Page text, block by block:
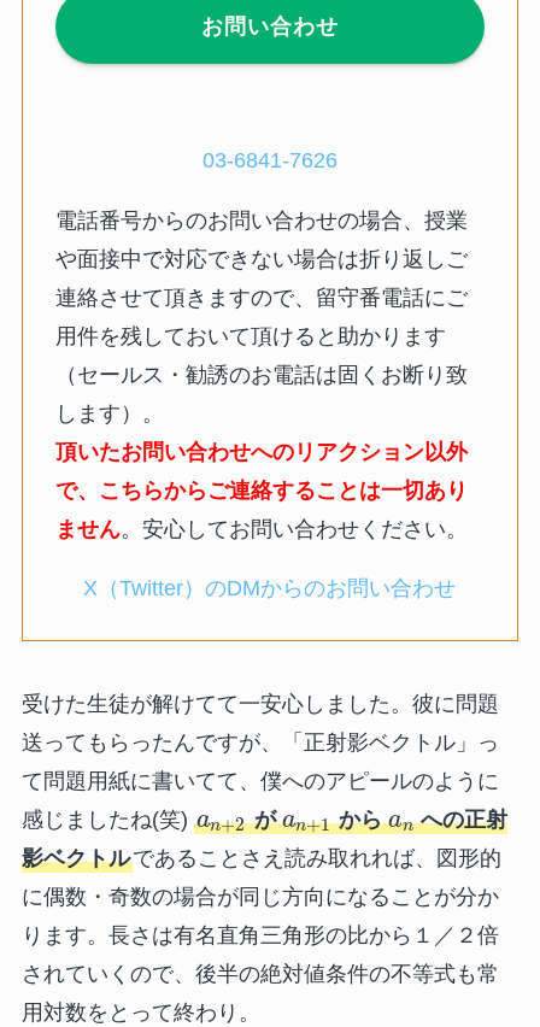
お問い合わせ
03-6841-7626
電話番号からのお問い合わせの場合、授業
や面接中で対応できない場合は折り返しご
連絡させて頂きますので、留守番電話にご
用件を残しておいて頂けると助かります
（セールス・勧誘のお電話は固くお断り致
します）。
頂いたお問い合わせへのリアクション以外
で、こちらからご連絡することは一切あり
ません。安心してお問い合わせください。
X（Twitter）のDMからのお問い合わせ
受けた生徒が解けてて一安心しました。彼に問題
送ってもらったんですが、「正射影ベクトル」っ
て問題用紙に書いてて、僕へのアピールのように
感じましたね(笑) an+2がan+1からanへの正射
影ベクトルであることさえ読み取れれば、図形的
に偶数・奇数の場合が同じ方向になることが分か
ります。長さは有名直角三角形の比から１／２倍
されていくので、後半の絶対値条件の不等式も常
用対数をとって終わり。